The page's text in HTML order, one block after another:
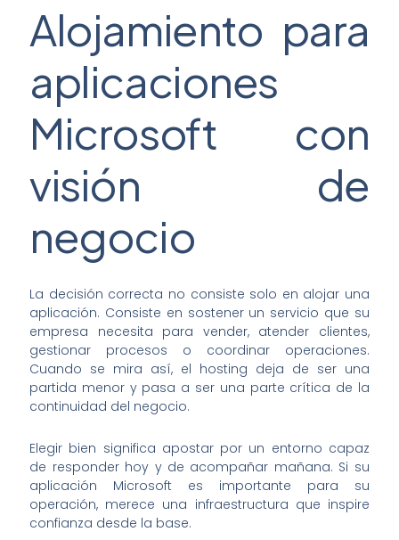
Alojamiento para
aplicaciones
Microsoft con
visión de
negocio
La decisión correcta no consiste solo en alojar una
aplicación. Consiste en sostener un servicio que su
empresa necesita para vender, atender clientes,
gestionar procesos o coordinar operaciones.
Cuando se mira así, el hosting deja de ser una
partida menor y pasa a ser una parte crítica de la
continuidad del negocio.
Elegir bien significa apostar por un entorno capaz
de responder hoy y de acompañar mañana. Si su
aplicación Microsoft es importante para su
operación, merece una infraestructura que inspire
confianza desde la base.